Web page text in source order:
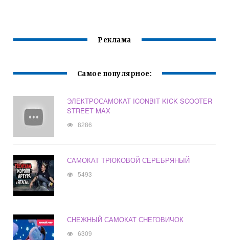
Реклама
Самое популярное:
ЭЛЕКТРОСАМОКАТ ICONBIT KICK SCOOTER
STREET MAX
8286
САМОКАТ ТРЮКОВОЙ СЕРЕБРЯНЫЙ
5493
СНЕЖНЫЙ САМОКАТ СНЕГОВИЧОК
6309